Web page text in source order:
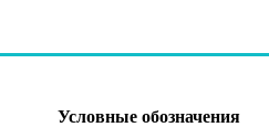
Условные обозначения